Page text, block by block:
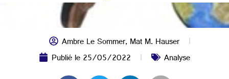
Ambre Le Sommer,Mat M. Hauser
Publié le25/05/2022 Analyse